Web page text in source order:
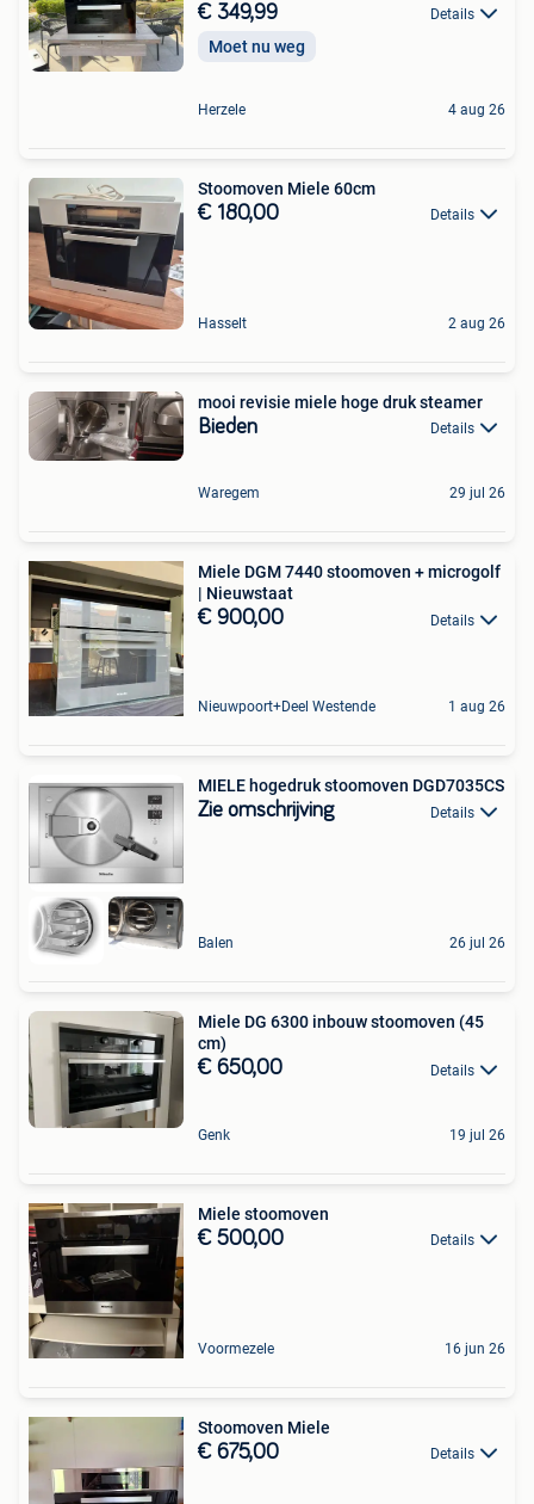
€ 349,99 Details
Moet nu weg
Herzele 4 aug 26
Stoomoven Miele 60cm
€ 180,00 Details
Hasselt 2 aug 26
mooi revisie miele hoge druk steamer
Bieden Details
Waregem 29 jul 26
Miele DGM 7440 stoomoven + microgolf
| Nieuwstaat
€ 900,00 Details
Nieuwpoort+Deel Westende 1 aug 26
MIELE hogedruk stoomoven DGD7035CS
Zie omschrijving Details
Balen 26 jul 26
Miele DG 6300 inbouw stoomoven (45
cm)
€ 650,00 Details
Genk 19 jul 26
Miele stoomoven
€ 500,00 Details
Voormezele 16 jun 26
Stoomoven Miele
€ 675,00 Details